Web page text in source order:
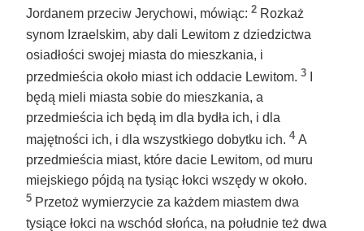
Jordanem przeciw Jerychowi, mówiąc: 2 Rozkaż
synom Izraelskim, aby dali Lewitom z dziedzictwa
osiadłości swojej miasta do mieszkania, i
przedmieścia około miast ich oddacie Lewitom. 3
będą mieli miasta sobie do mieszkania, a
przedmieścia ich będą im dla bydła ich, i dla
majętności ich, i dla wszystkiego dobytku ich. 4 A
przedmieścia miast, które dacie Lewitom, od muru
miejskiego pójdą na tysiąc łokci wszędy w około.
5 Przetoż wymierzycie za każdem miastem dwa
tysiące łokci na wschód słońca, na południe też dwa